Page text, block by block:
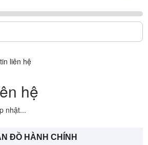
liên hệ
hệ
nhật...
ĐỒ HÀNH CHÍNH